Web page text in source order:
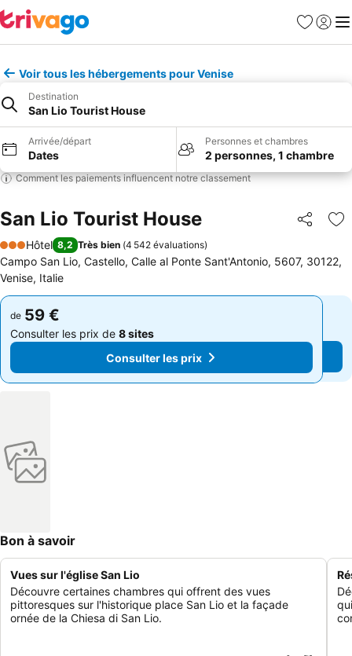
Favoris
Se
Voir tous les hébergements pour Venise
Destination
San Lio Tourist House
Arrivée/départ
Dates
Personnes et chambres
2 personnes, 1 chambre
Comment les paiements influencent notre classement
San Lio Tourist House Partager
3 Étoiles
Hôtel 8,2 Très bien (4 542 évaluations)
Campo San Lio, Castello, Calle al Ponte Sant'Antonio, 5607, 30122,
Venise, Italie
de 59 €
Consulter les prix de 8 sites
Consulter les prix
de 59 €
Consulter les prix de 8 sites
Consulter les prix
Bon à savoir
Vues sur l'église San Lio
Découvre certaines chambres qui offrent des vues
pittoresques sur l'historique place San Lio et la façade
ornée de la Chiesa di San Lio.